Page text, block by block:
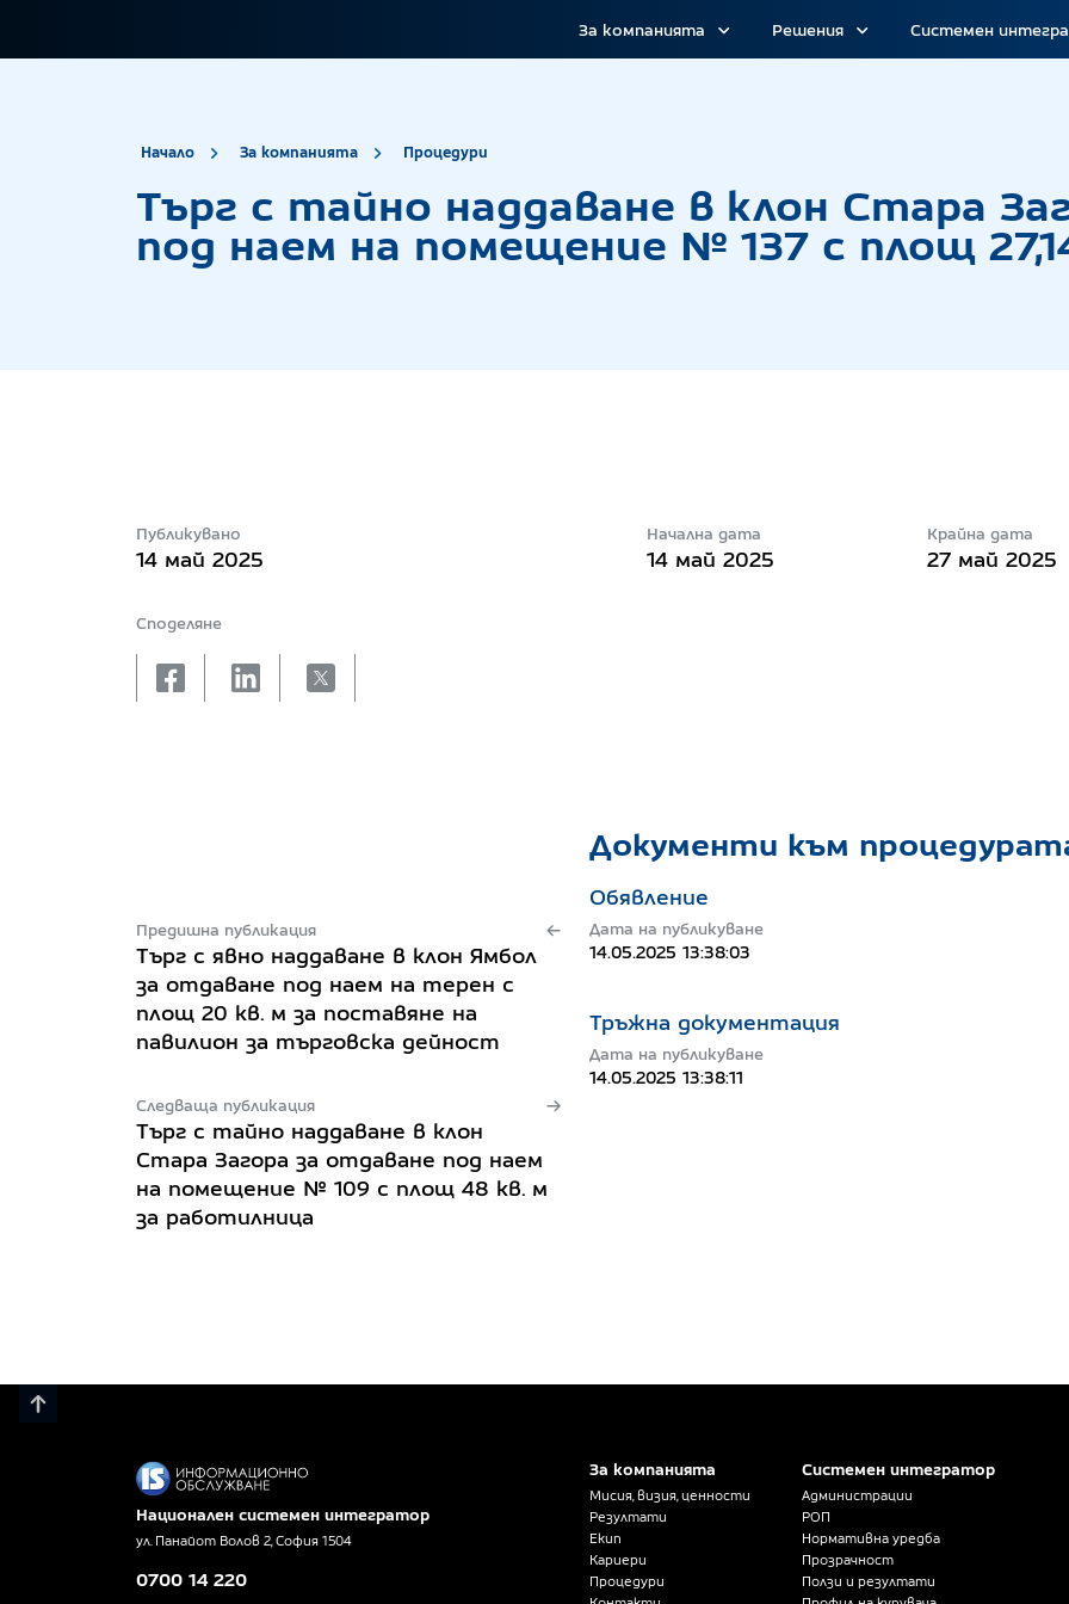
За компанията Решения Системен
Начало За компанията Процедури
Търг с тайно наддаване в клон Стара
под наем на помещение № 137 с площ
Публикувано
14 май 2025
Споделяне
facebooklinkedinX
Начална дата
14 май 2025
Крайна дата
27 май 2025
Предишна публикация
Търг с явно наддаване в клон Ямбол
за отдаване под наем на терен с
площ 20 кв. м за поставяне на
павилион за търговска дейност
Следваща публикация
Търг с тайно наддаване в клон
Стара Загора за отдаване под наем
на помещение № 109 с площ 48 кв. м
за работилница
Документи към
Обявление
Дата на публикуване
14.05.2025 13:38:03
Тръжна документация
Дата на публикуване
14.05.2025 13:38:11
Национален системен интегратор
ул. Панайот Волов 2, София 1504
0700 14 220
За компанията
Мисия, визия, ценности
Резултати
Екип
Кариери
Процедури
Системен интегратор
Администрации
РОП
Нормативна уредба
Прозрачност
Ползи и резултати